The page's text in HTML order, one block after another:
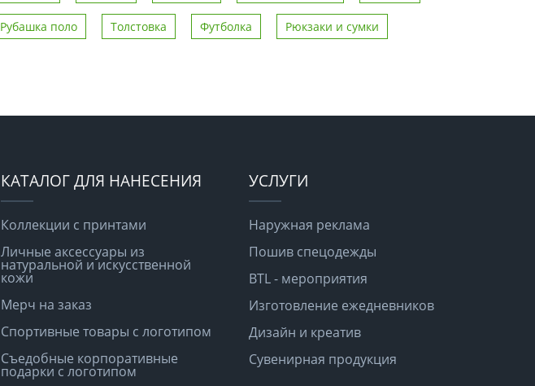
Рубашка поло Толстовка Футболка Рюкзаки и сумки
КАТАЛОГ ДЛЯ НАНЕСЕНИЯ
Коллекции с принтами
Личные аксессуары из
натуральной и искусственной
кожи
Мерч на заказ
Спортивные товары с логотипом
Съедобные корпоративные
подарки с логотипом
УСЛУГИ
Наружная реклама
Пошив спецодежды
BTL - мероприятия
Изготовление ежедневников
Дизайн и креатив
Сувенирная продукция